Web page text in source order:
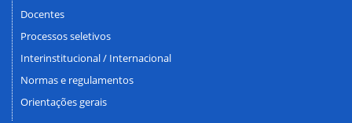
Docentes
Processos seletivos
Interinstitucional / Internacional
Normas e regulamentos
Orientações gerais